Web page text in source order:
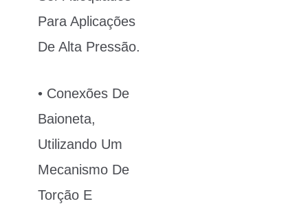
Para Aplicações
De Alta Pressão.
• Conexões De
Baioneta,
Utilizando Um
Mecanismo De
Torção E